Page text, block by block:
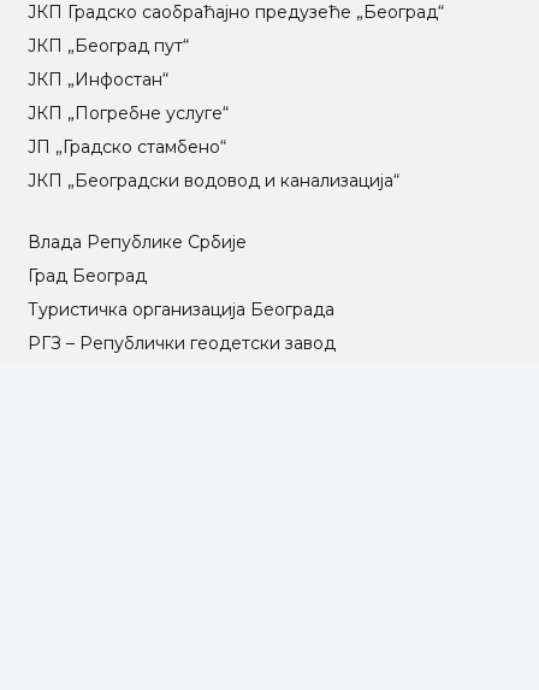
ЈКП Градско саобраћајно предузеће „Београд“
ЈКП „Београд пут“
ЈКП „Инфостан“
ЈКП „Погребне услуге“
ЈП „Градско стамбено“
ЈКП „Београдски водовод и канализација“
Влада Републике Србије
Град Београд
Туристичка организација Београда
РГЗ – Републички геодетски завод